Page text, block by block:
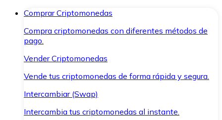
Comprar Criptomonedas
Compra criptomonedas con diferentes métodos de
pago.
Vender Criptomonedas
Vende tus criptomonedas de forma rápida y segura.
Intercambiar (Swap)
Intercambia tus criptomonedas al instante.